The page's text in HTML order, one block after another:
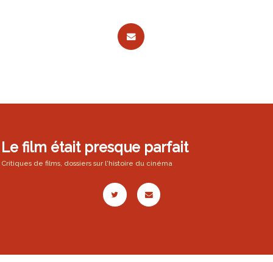
Le film était presque parfait
Critiques de films, dossiers sur l'histoire du cinéma